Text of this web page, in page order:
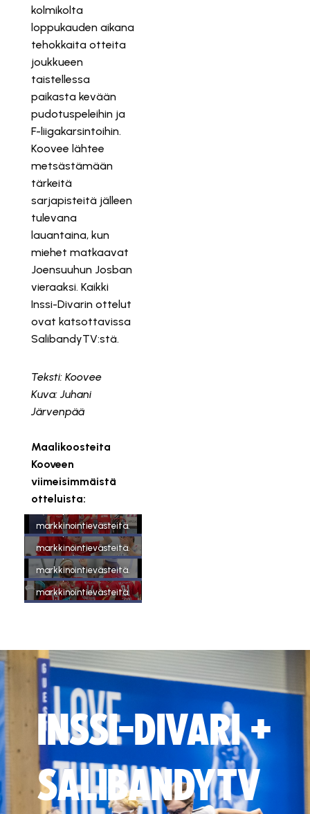
kolmikolta
loppukauden aikana
tehokkaita otteita
joukkueen
taistellessa
paikasta kevään
pudotuspeleihin ja
F-liigakarsintoihin.
Koovee lähtee
metsästämään
tärkeitä
sarjapisteitä jälleen
tulevana
lauantaina, kun
miehet matkaavat
Joensuuhun Josban
vieraaksi. Kaikki
Inssi-Divarin ottelut
ovat katsottavissa
SalibandyTV:stä.
Teksti: Koovee
Kuva: Juhani
Järvenpää
Maalikoosteita
Kooveen
viimeisimmäistä
otteluista:
Tämä sisältö on
markkinointievästeitä.
Hyväksy markkinointievästeet
Tämä sisältö on
estetty, koska se vaatii
markkinointievästeitä.
Hyväksy markkinointievästeet
Tämä sisältö on
estetty, koska se vaatii
markkinointievästeitä.
Hyväksy markkinointievästeet
Tämä sisältö on
estetty, koska se vaatii
markkinointievästeitä.
INSSI-DIVARI +
SALIBANDYTV